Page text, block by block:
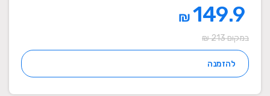
149.9
₪
במקום 213 ₪
להזמנה